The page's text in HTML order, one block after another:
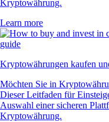
Kryptowährung.
Learn more
Kryptowährungen kaufen
Möchten Sie in
Dieser Leitfaden für
Auswahl einer sicheren
Kryptowährung.